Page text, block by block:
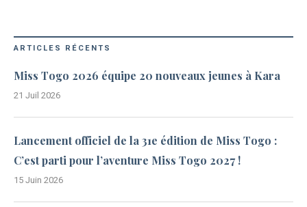
ARTICLES RÉCENTS
Miss Togo 2026 équipe 20 nouveaux jeunes à Kara
21 Juil 2026
Lancement officiel de la 31e édition de Miss Togo :
C’est parti pour l’aventure Miss Togo 2027 !
15 Juin 2026